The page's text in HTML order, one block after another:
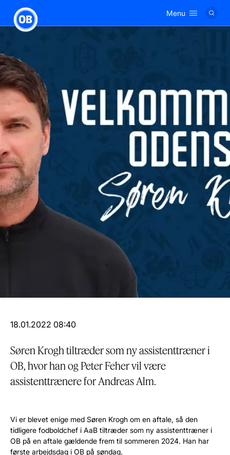
Menu
18.01.2022 08:40
Søren Krogh tiltræder som ny assistenttræner i
OB, hvor han og Peter Feher vil være
assistenttrænere for Andreas Alm.
Vi er blevet enige med Søren Krogh om en aftale, så den
tidligere fodboldchef i AaB tiltræder som ny assistenttræner i
OB på en aftale gældende frem til sommeren 2024. Han har
første arbejdsdag i OB på søndag.